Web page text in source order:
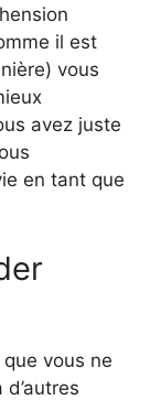
il est
vous
avez juste
en tant que
vous ne